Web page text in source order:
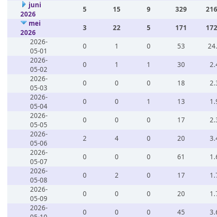
juni
2026
5 15 9 329
mei
2026
3 22 5 171
2026-
05-01
0 1 0 53
2026-
05-02
0 1 1 30
2026-
05-03
0 0 0 18
2026-
05-04
0 0 1 13
2026-
05-05
0 0 0 17
2026-
05-06
2 4 0 20
2026-
05-07
0 0 0 61
2026-
05-08
0 2 0 17
2026-
05-09
0 0 0 20
2026-
0 0 0 45